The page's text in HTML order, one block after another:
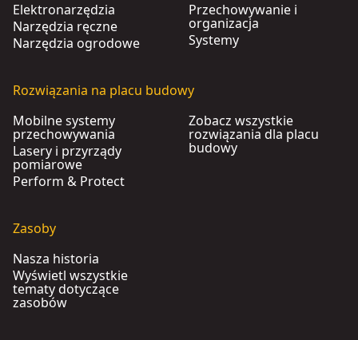
Elektronarzędzia
Narzędzia ręczne
Narzędzia ogrodowe
Przechowywanie i
organizacja
Systemy
Rozwiązania na placu budowy
Mobilne systemy
przechowywania
Lasery i przyrządy
pomiarowe
Perform & Protect
Zobacz wszystkie
rozwiązania dla placu
budowy
Zasoby
Nasza historia
Wyświetl wszystkie
tematy dotyczące
zasobów